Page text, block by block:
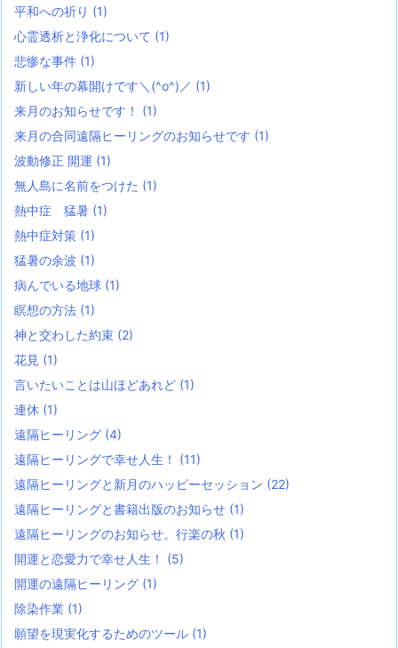
平和への祈り (1)
心霊透析と浄化について (1)
悲惨な事件 (1)
新しい年の幕開けです＼(^o^)／ (1)
来月のお知らせです！ (1)
来月の合同遠隔ヒーリングのお知らせです (1)
波動修正 開運 (1)
無人島に名前をつけた (1)
熱中症 猛暑 (1)
熱中症対策 (1)
猛暑の余波 (1)
病んでいる地球 (1)
瞑想の方法 (1)
神と交わした約束 (2)
花見 (1)
言いたいことは山ほどあれど (1)
連休 (1)
遠隔ヒーリング (4)
遠隔ヒーリングで幸せ人生！ (11)
遠隔ヒーリングと新月のハッピーセッション (22)
遠隔ヒーリングと書籍出版のお知らせ (1)
遠隔ヒーリングのお知らせ。行楽の秋 (1)
開運と恋愛力で幸せ人生！ (5)
開運の遠隔ヒーリング (1)
除染作業 (1)
願望を現実化するためのツール (1)